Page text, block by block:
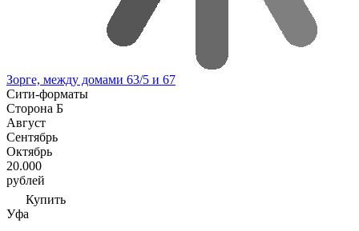
Зорге, между домами 63/5 и 67
Сити-форматы
Сторона Б
Август
Сентябрь
Октябрь
20.000
рублей
Купить
Уфа